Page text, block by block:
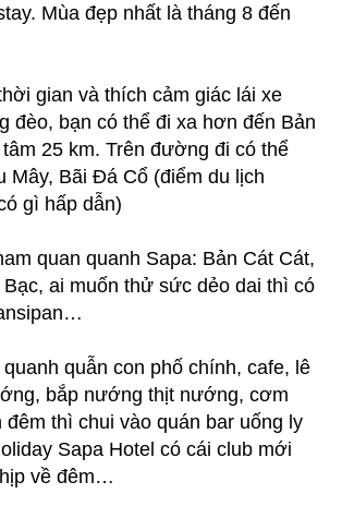
Mùa đẹp nhất là tháng 8 đến
gian và thích cảm giác lái xe
đèo, bạn có thể đi xa hơn đến Bản
25 km. Trên đường đi có thể
Mây, Bãi Đá Cổ (điểm du lịch
gì hấp dẫn)
quan quanh Sapa: Bản Cát Cát,
ai muốn thử sức dẻo dai thì có
quẫn con phố chính, cafe, lê
bắp nướng thịt nướng, cơm
đêm thì chui vào quán bar uống ly
Sapa Hotel có cái club mới
về đêm…